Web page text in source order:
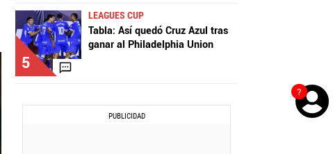
?
5
LEAGUES CUP
Tabla: Así quedó Cruz Azul tras
ganar al Philadelphia Union